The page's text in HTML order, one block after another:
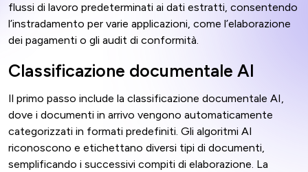
flussi di lavoro predeterminati ai dati estratti, consentendo
l’instradamento per varie applicazioni, come l’elaborazione
dei pagamenti o gli audit di conformità.
Classificazione documentale AI
Il primo passo include la classificazione documentale AI,
dove i documenti in arrivo vengono automaticamente
categorizzati in formati predefiniti. Gli algoritmi AI
riconoscono e etichettano diversi tipi di documenti,
semplificando i successivi compiti di elaborazione. La